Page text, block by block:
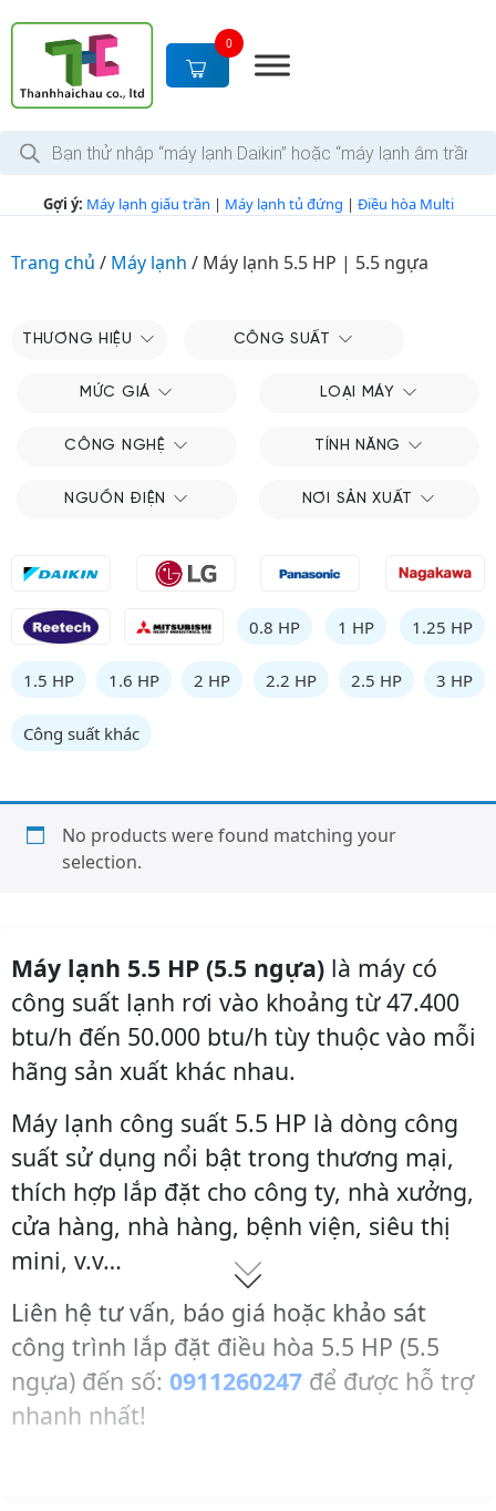
c
0
T
m
i Gợi ý: Máy lạnh giấu trần | Máy lạnh tủ đứng | Điều hòa Multi
Trang chủ / Máy lạnh / Máy lạnh 5.5 HP | 5.5 ngựa
THƯƠNG HIỆU CÔNG SUẤT
MỨC GIÁ LOẠI MÁY
CÔNG NGHỆ TÍNH NĂNG
NGUỒN ĐIỆN NƠI SẢN XUẤT
0.8 HP 1 HP 1.25 HP
1.5 HP 1.6 HP 2 HP 2.2 HP 2.5 HP 3 HP
Công suất khác
No products were found matching your
selection.
Máy lạnh 5.5 HP (5.5 ngựa) là máy có
công suất lạnh rơi vào khoảng từ 47.400
btu/h đến 50.000 btu/h tùy thuộc vào mỗi
hãng sản xuất khác nhau.
Máy lạnh công suất 5.5 HP là dòng công
suất sử dụng nổi bật trong thương mại,
thích hợp lắp đặt cho công ty, nhà xưởng,
cửa hàng, nhà hàng, bệnh viện, siêu thị
mini, v.v…
Liên hệ tư vấn, báo giá hoặc khảo sát
công trình lắp đặt điều hòa 5.5 HP (5.5
ngựa) đến số: 0911260247 để được hỗ trợ
nhanh nhất!